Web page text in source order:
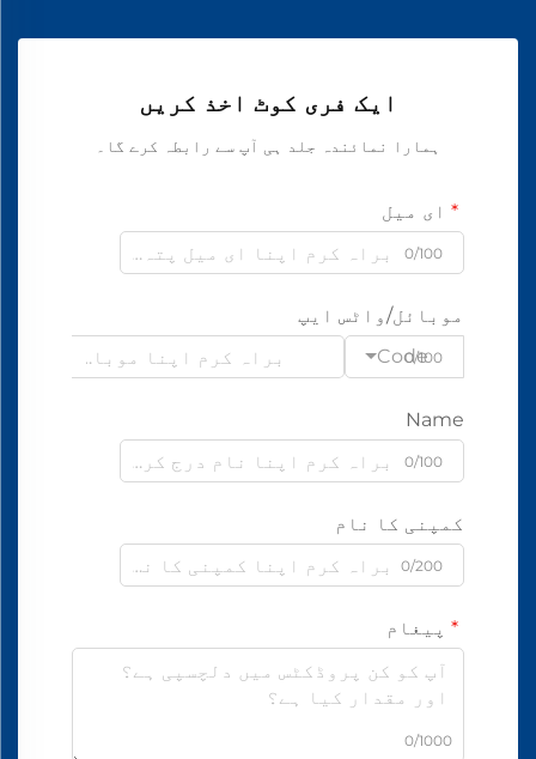
ایک فری کوٹ اخذ کریں
ہمارا نمائندہ جلد ہی آپ سے رابطہ کرے گا۔
ای میل
0/100
موبائل/واٹس ایپ
Code
0/100
Name
0/100
کمپنی کا نام
0/200
پیغام
0/1000